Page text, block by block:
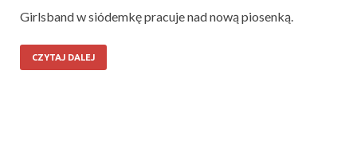
Girlsband w siódemkę pracuje nad nową piosenką.
CZYTAJ DALEJ